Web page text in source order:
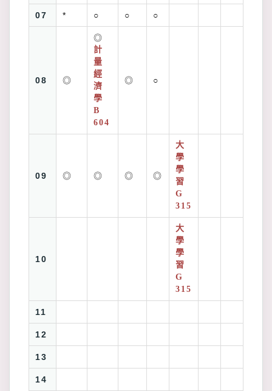
07 * ○ ○ ○
08 ◎
◎
計
量
經
濟
學
B
604
◎ ○
09 ◎ ◎ ◎ ◎
大
學
學
習
G
315
10
大
學
學
習
G
315
11
12
13
14